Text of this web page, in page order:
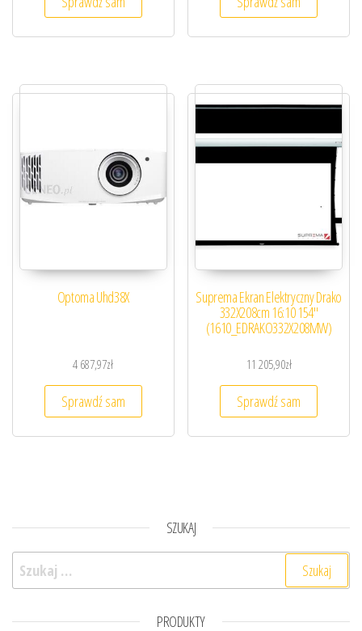
Optoma Uhd38X
4 687,97zł
Sprawdź sam
Suprema Ekran Elektryczny Drako
332X208cm 16:10 154″
(1610_EDRAKO332X208MW)
11 205,90zł
Sprawdź sam
SZUKAJ
Szukaj:
PRODUKTY